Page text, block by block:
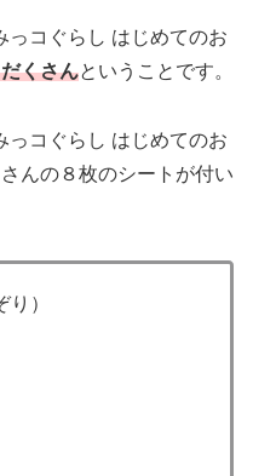
っコぐらし はじめてのお
くさんということです。
っコぐらし はじめてのお
んの８枚のシートが付い
）